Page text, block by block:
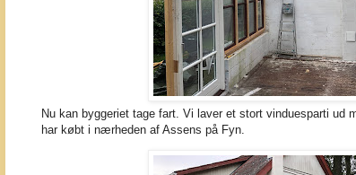
Nu kan byggeriet tage fart. Vi laver et stort vinduesparti ud
har købt i nærheden af Assens på Fyn.